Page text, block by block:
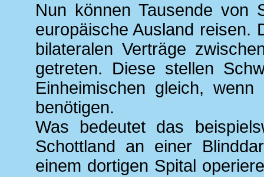
Nun können Tausende von
europäische Ausland reisen.
bilateralen Verträge
getreten. Diese stellen
Einheimischen gleich,
benötigen.
Was bedeutet das
Schottland an einer
einem dortigen Spital